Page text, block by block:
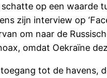
op een waarde
zijn interview op
om naar de
omdat Oekraïne
tot de havens,